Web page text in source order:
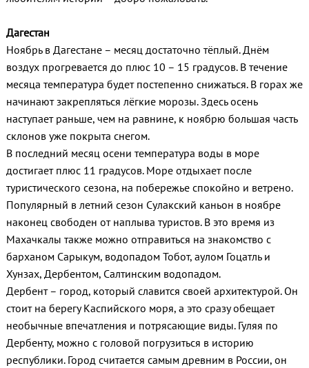
Дагестан
Ноябрь в Дагестане – месяц достаточно тёплый. Днём
воздух прогревается до плюс 10 – 15 градусов. В течение
месяца температура будет постепенно снижаться. В горах же
начинают закрепляться лёгкие морозы. Здесь осень
наступает раньше, чем на равнине, к ноябрю большая часть
склонов уже покрыта снегом.
В последний месяц осени температура воды в море
достигает плюс 11 градусов. Море отдыхает после
туристического сезона, на побережье спокойно и ветрено.
Популярный в летний сезон Сулакский каньон в ноябре
наконец свободен от наплыва туристов. В это время из
Махачкалы также можно отправиться на знакомство с
барханом Сарыкум, водопадом Тобот, аулом Гоцатль и
Хунзах, Дербентом, Салтинским водопадом.
Дербент – город, который славится своей архитектурой. Он
стоит на берегу Каспийского моря, а это сразу обещает
необычные впечатления и потрясающие виды. Гуляя по
Дербенту, можно с головой погрузиться в историю
республики. Город считается самым древним в России, он